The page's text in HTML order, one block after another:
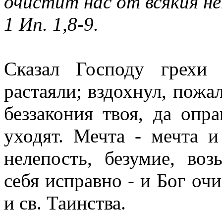
1 Ип. 1,8-9.
Сказал Господу
растаяли; вздохнул,
беззакония твоя, да
уходят. Мечта - мечта
нелепость, безумие,
себя исправно - и Бог
и св. Таинства.